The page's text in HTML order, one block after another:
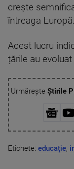
crește
întreaga Europă.
Acest lucru
țările au
Urmărește Știrile
Etichete: educație,